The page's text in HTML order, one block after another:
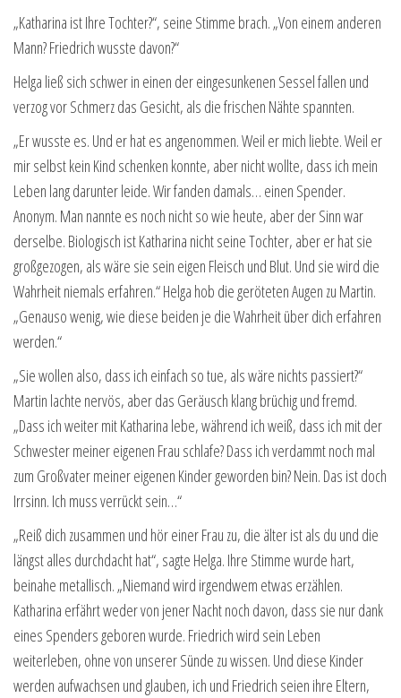
„Katharina ist Ihre Tochter?“, seine Stimme brach. „Von einem anderen
Mann? Friedrich wusste davon?“
Helga ließ sich schwer in einen der eingesunkenen Sessel fallen und
verzog vor Schmerz das Gesicht, als die frischen Nähte spannten.
„Er wusste es. Und er hat es angenommen. Weil er mich liebte. Weil er
mir selbst kein Kind schenken konnte, aber nicht wollte, dass ich mein
Leben lang darunter leide. Wir fanden damals… einen Spender.
Anonym. Man nannte es noch nicht so wie heute, aber der Sinn war
derselbe. Biologisch ist Katharina nicht seine Tochter, aber er hat sie
großgezogen, als wäre sie sein eigen Fleisch und Blut. Und sie wird die
Wahrheit niemals erfahren.“ Helga hob die geröteten Augen zu Martin.
„Genauso wenig, wie diese beiden je die Wahrheit über dich erfahren
werden.“
„Sie wollen also, dass ich einfach so tue, als wäre nichts passiert?“
Martin lachte nervös, aber das Geräusch klang brüchig und fremd.
„Dass ich weiter mit Katharina lebe, während ich weiß, dass ich mit der
Schwester meiner eigenen Frau schlafe? Dass ich verdammt noch mal
zum Großvater meiner eigenen Kinder geworden bin? Nein. Das ist doch
Irrsinn. Ich muss verrückt sein…“
„Reiß dich zusammen und hör einer Frau zu, die älter ist als du und die
längst alles durchdacht hat“, sagte Helga. Ihre Stimme wurde hart,
beinahe metallisch. „Niemand wird irgendwem etwas erzählen.
Katharina erfährt weder von jener Nacht noch davon, dass sie nur dank
eines Spenders geboren wurde. Friedrich wird sein Leben
weiterleben, ohne von unserer Sünde zu wissen. Und diese Kinder
werden aufwachsen und glauben, ich und Friedrich seien ihre Eltern,